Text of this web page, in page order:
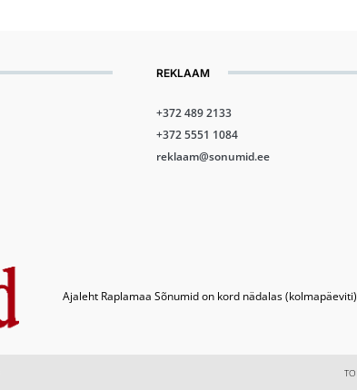
REKLAAM
+372 489 2133
+372 5551 1084
reklaam@sonumid.ee
Ajaleht Raplamaa Sõnumid on kord nädalas